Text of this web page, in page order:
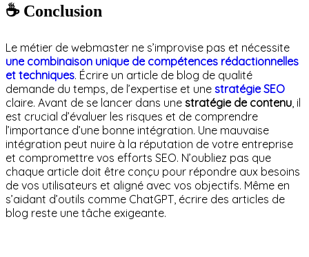
☕ Conclusion
Le métier de webmaster ne s’improvise pas et nécessite
une combinaison unique de compétences rédactionnelles
et techniques. Écrire un article de blog de qualité
demande du temps, de l’expertise et une stratégie SEO
claire. Avant de se lancer dans une stratégie de contenu, il
est crucial d’évaluer les risques et de comprendre
l’importance d’une bonne intégration. Une mauvaise
intégration peut nuire à la réputation de votre entreprise
et compromettre vos efforts SEO. N’oubliez pas que
chaque article doit être conçu pour répondre aux besoins
de vos utilisateurs et aligné avec vos objectifs. Même en
s’aidant d’outils comme ChatGPT, écrire des articles de
blog reste une tâche exigeante.